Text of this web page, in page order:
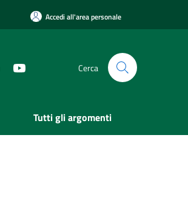
Accedi all'area personale
Cerca
Tutti gli argomenti